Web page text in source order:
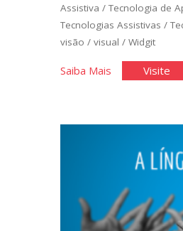
Assistiva /Tecnologia de
Tecnologias Assistivas /
visão / visual / Widgit
Saiba Mais"Tecnologia
Visite